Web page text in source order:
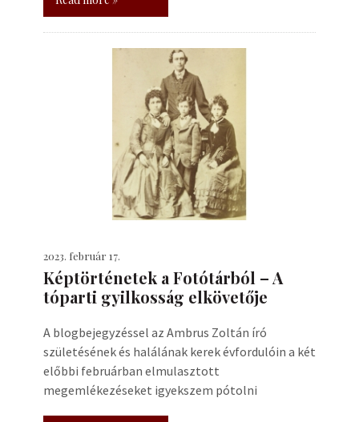
2023. február 17.
Képtörténetek a Fotótárból – A
tóparti gyilkosság elkövetője
A blogbejegyzéssel az Ambrus Zoltán író
születésének és halálának kerek évfordulóin a két
előbbi februárban elmulasztott
megemlékezéseket igyekszem pótolni